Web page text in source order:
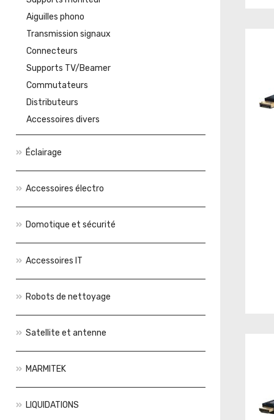
Aiguilles phono
Transmission signaux
Connecteurs
Supports TV/Beamer
Commutateurs
Distributeurs
Accessoires divers
Éclairage
Accessoires électro
Domotique et sécurité
Accessoires IT
Robots de nettoyage
Satellite et antenne
MARMITEK
LIQUIDATIONS